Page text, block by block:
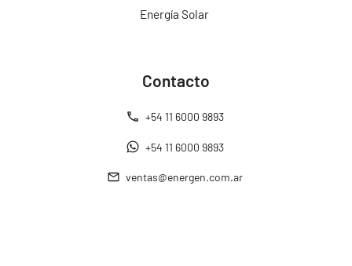
Energía Solar
Contacto
+54 11 6000 9893
+54 11 6000 9893
ventas@energen.com.ar